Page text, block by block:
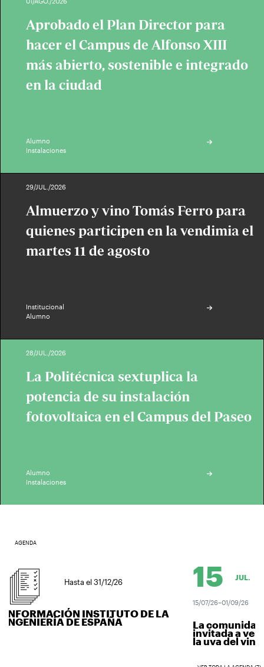
Aprobado el Plan Director para
hacer el Campus de Alfonso XIII
más abierto, sostenible e integrado
en la ciudad
Alumno
Instalaciones
29/JUL./2026
Almuerzo y vino Tomás Ferro para
quienes participen en la vendimia el
martes 11 de agosto
Institucional
Alumno
28/JUL./2026
La Politécnica sextuplica la
potencia de su instalación
fotovoltaica en el Campus del Paseo
Alumno
Instalaciones
AGENDA
Hasta el 31/12/26
INSTITUTO DE LA
DE ESPAÑA
15 JUL.
15/07/26–01/09/26
La comunidad
invitada a
la uva del vino...